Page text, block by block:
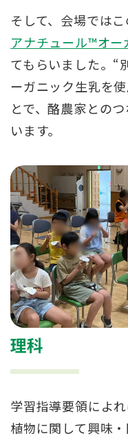
そして、会場では
アナチュール™オー
てもらいました。“
ーガニック生乳を
とで、酪農家との
います。
理科
学習指導要領によ
植物に関して興味